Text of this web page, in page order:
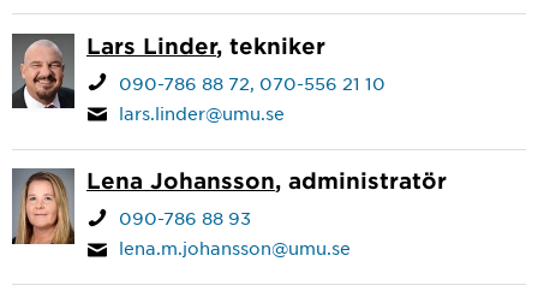
Lars Linder, tekniker
090-786 88 72 070-556 21 10
lars.linder@umu.se
Lena Johansson, administratör
090-786 88 93
lena.m.johansson@umu.se